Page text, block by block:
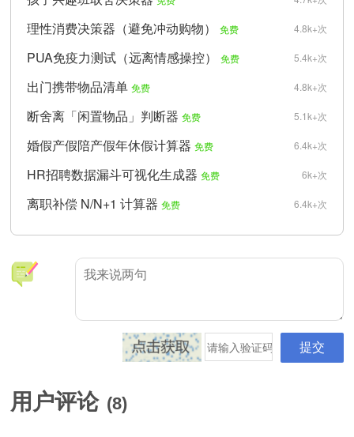
4.8k+次
理性消费决策器（避免冲动购物） 免费
5.4k+次
PUA免疫力测试（远离情感操控） 免费
4.8k+次
出门携带物品清单 免费
5.1k+次
断舍离「闲置物品」判断器 免费
6.4k+次
婚假产假陪产假年休假计算器 免费
6k+次
HR招聘数据漏斗可视化生成器 免费
6.4k+次
离职补偿 N/N+1 计算器 免费
用户评论 (8)